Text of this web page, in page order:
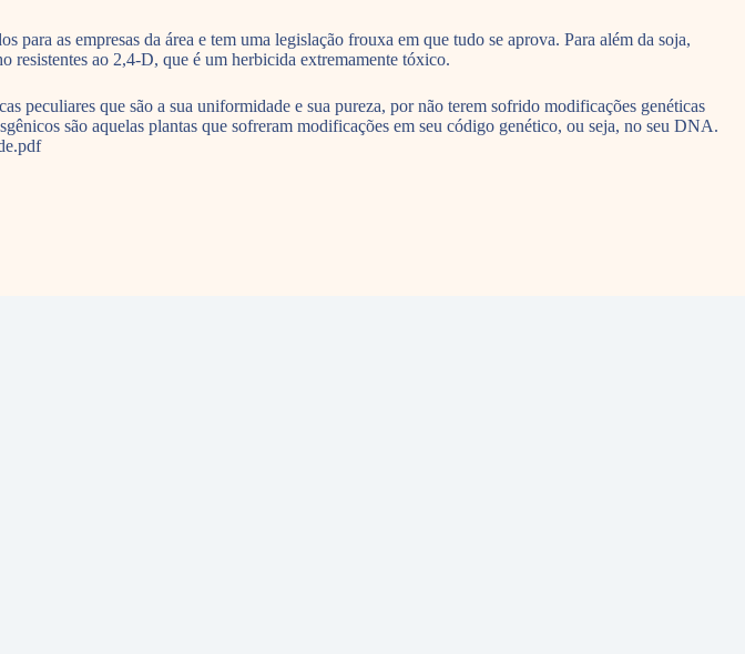
as empresas da área e tem uma legislação frouxa em que tudo se aprova. Para além da soja,
resistentes ao 2,4-D, que é um herbicida extremamente tóxico.
peculiares que são a sua uniformidade e sua pureza, por não terem sofrido modificações genéticas
são aquelas plantas que sofreram modificações em seu código genético, ou seja, no seu DNA.